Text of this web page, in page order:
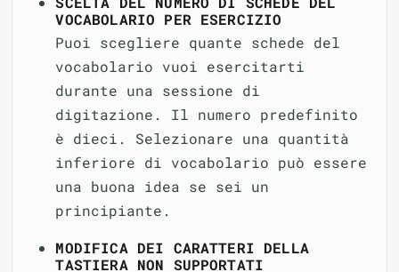
VOCABOLARIO PER ESERCIZIO
Puoi scegliere quante schede del
vocabolario vuoi esercitarti
durante una sessione di
digitazione. Il numero predefinito
è dieci. Selezionare una quantità
inferiore di vocabolario può essere
una buona idea se sei un
principiante.
MODIFICA DEI CARATTERI DELLA
TASTIERA NON SUPPORTATI